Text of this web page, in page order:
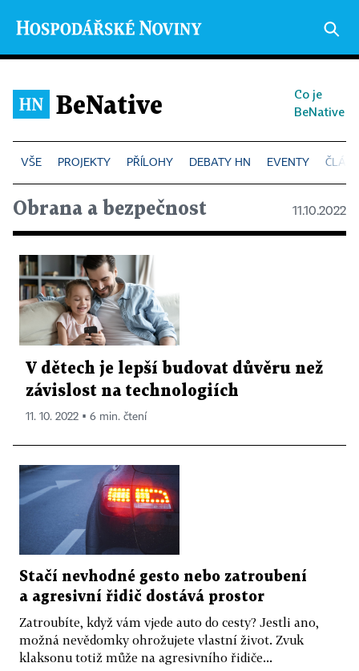
BeNative
Co je
BeNative
PROJEKTY PŘÍLOHY DEBATY HN EVENTY
Obrana a bezpečnost 11.10.2022
V dětech je lepší budovat důvěru než
závislost na technologiích
11. 10. 2022 ▪ 6 min. čtení
Stačí nevhodné gesto nebo zatroubení
a agresivní řidič dostává prostor
Zatroubíte, když vám vjede auto do cesty? Jestli ano,
možná nevědomky ohrožujete vlastní život. Zvuk
klaksonu totiž může na agresivního řidiče...